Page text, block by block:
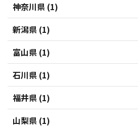
神奈川県 (1)
新潟県 (1)
富山県 (1)
石川県 (1)
福井県 (1)
山梨県 (1)